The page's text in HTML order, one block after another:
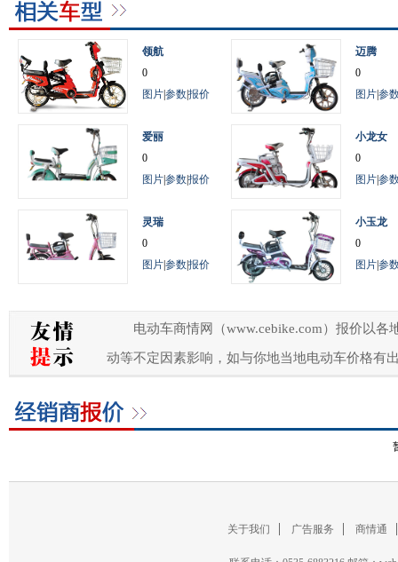
领航
0
图片参数报价
迈腾
0
图片参
爱丽
0
图片参数报价
小龙女
0
图片参
灵瑞
0
图片参数报价
小玉龙
0
图片参
电动车商情网（www.cebike.com）报价以
动等不定因素影响，如与你地当地电动车价格有
关于我们 广告服务 商情通